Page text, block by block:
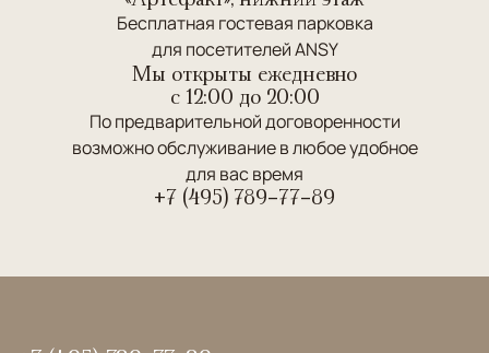
Бесплатная гостевая парковка
для посетителей ANSY
Мы открыты ежедневно
c 12:00 до 20:00
По предварительной договоренности
возможно обслуживание в любое удобное
для вас время
+7 (495) 789-77-89